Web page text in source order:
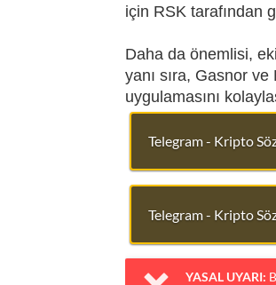
için RSK tarafından
Daha da önemlisi,
yanı sıra, Gasnor
uygulamasını
Telegram - Kripto
Telegram - Kripto
YASAL UYARI: